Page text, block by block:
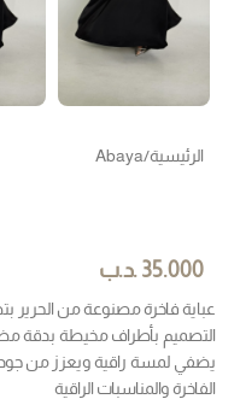
الرئيسية/
Abaya
35.000 .د.ب
عباية فاخرة مصنوعة من الحرير
التصميم بأطراف مخيطة بدقة
يضفي لمسة راقية ويعزز من جودة
الفاخرة والمناسبات الراقية